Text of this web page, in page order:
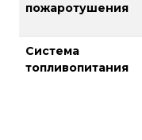
пожаротушения
Система
топливопитания